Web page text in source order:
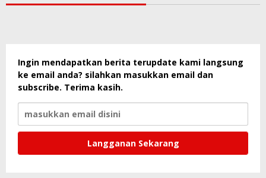
Ingin mendapatkan berita terupdate kami langsung
ke email anda? silahkan masukkan email dan
subscribe. Terima kasih.